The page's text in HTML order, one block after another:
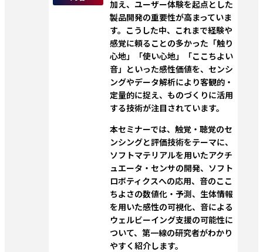
加え、ユーザー体験を起点とした
製品開発の重要性が高まっていま
す。こうした中、これまで経験や
感覚に頼ることの多かった「触り
心地」「使い心地」「ここちよい
音」といった感性価値を、センシ
ングやデータ解析により客観的・
定量的に捉え、ものづくりに活用
する技術が注目されています。
本セミナーでは、触覚・聴覚のセ
ンシングと評価技術をテーマに、
ソフトマテリアルを用いたアクチ
ュエータ・センサの開発、ソフト
ロボティクスへの応用、音のここ
ちよさの数値化・予測、生体情報
を用いた感性の可視化、音による
ウェルビーイング支援の可能性に
ついて、第一線の研究者がわかり
やすく紹介します。